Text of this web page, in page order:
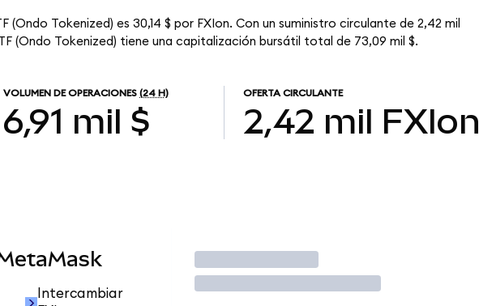
(Ondo Tokenized) es 30,14 $ por FXIon. Con un suministro circulante de 2,42 mil
(Ondo Tokenized) tiene una capitalización bursátil total de 73,09 mil $.
VOLUMEN DE OPERACIONES (24 H)
6,91 mil $
OFERTA CIRCULANTE
2,42 mil FXIon
Intercambiar
Operar